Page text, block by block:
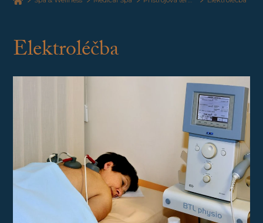
Elektroléčba